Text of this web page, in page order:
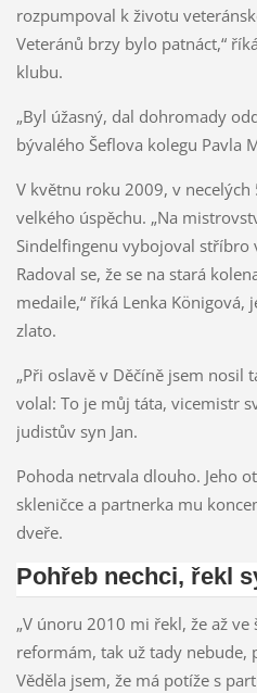
rozpumpoval k životu
Veteránů brzy bylo patnáct,“
klubu.
„Byl úžasný, dal dohromady
bývalého Šeflova kolegu Pavla
V květnu roku 2009, v necelých
velkého úspěchu. „Na
Sindelfingenu vybojoval stříbro
Radoval se, že se na stará
medaile,“ říká Lenka Königová,
zlato.
„Při oslavě v Děčíně jsem nosil
volal: To je můj táta, vicemistr
judistův syn Jan.
Pohoda netrvala dlouho. Jeho
skleničce a partnerka mu
dveře.
Pohřeb nechci, řekl
„V únoru 2010 mi řekl, že až
reformám, tak už tady nebude,
Věděla jsem, že má potíže s